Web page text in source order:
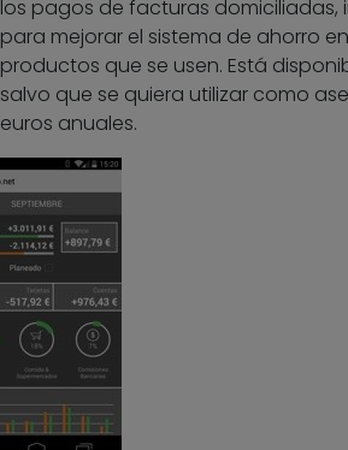
los pagos de facturas
para mejorar el sistema de ahorro
productos que se usen. Está
salvo que se quiera utilizar como
euros anuales.